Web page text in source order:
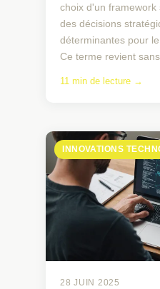
choix d'un
des décisions
déterminantes pour
Ce terme revient sans
11 min de lecture →
INNOVATIONS
28 JUIN 2025